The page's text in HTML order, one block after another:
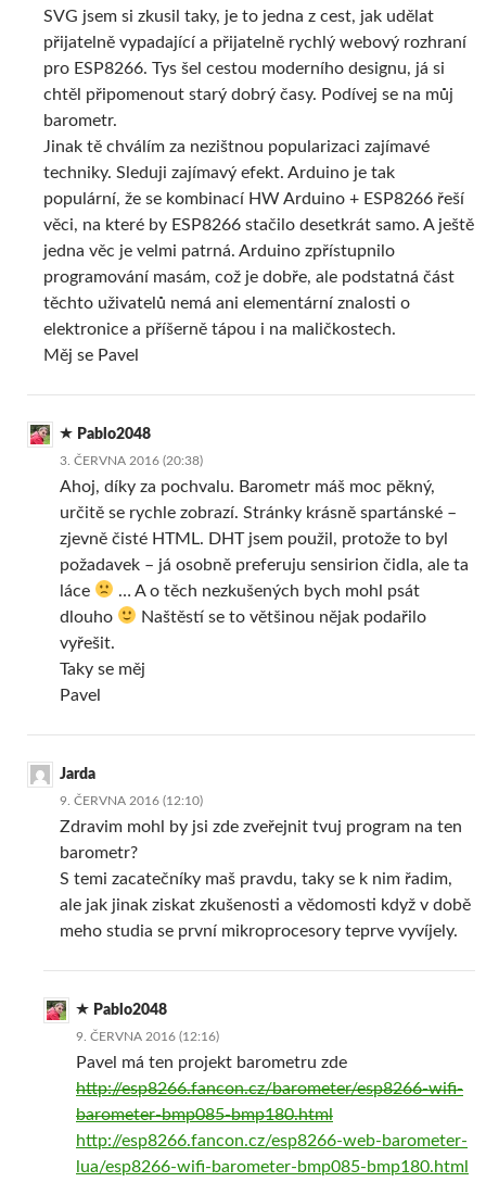
SVG jsem si zkusil taky, je to jedna z cest, jak udělat
přijatelně vypadající a přijatelně rychlý webový rozhraní
pro ESP8266. Tys šel cestou moderního designu, já si
chtěl připomenout starý dobrý časy. Podívej se na můj
barometr.
Jinak tě chválím za nezištnou popularizaci zajímavé
techniky. Sleduji zajímavý efekt. Arduino je tak
populární, že se kombinací HW Arduino + ESP8266 řeší
věci, na které by ESP8266 stačilo desetkrát samo. A ještě
jedna věc je velmi patrná. Arduino zpřístupnilo
programování masám, což je dobře, ale podstatná část
těchto uživatelů nemá ani elementární znalosti o
elektronice a příšerně tápou i na maličkostech.
Měj se Pavel
Pablo2048
3. ČERVNA 2016 (20:38)
Ahoj, díky za pochvalu. Barometr máš moc pěkný,
určitě se rychle zobrazí. Stránky krásně spartánské –
zjevně čisté HTML. DHT jsem použil, protože to byl
požadavek – já osobně preferuju sensirion čidla, ale ta
láce
… A o těch nezkušených bych mohl psát
dlouho
Naštěstí se to většinou nějak podařilo
vyřešit.
Taky se měj
Pavel
Jarda
9. ČERVNA 2016 (12:10)
Zdravim mohl by jsi zde zveřejnit tvuj program na ten
barometr?
S temi zacatečníky maš pravdu, taky se k nim řadim,
ale jak jinak ziskat zkušenosti a vědomosti když v době
meho studia se první mikroprocesory teprve vyvíjely.
Pablo2048
9. ČERVNA 2016 (12:16)
Pavel má ten projekt barometru zde
http://esp8266.fancon.cz/barometer/esp8266-wifi-
barometer-bmp085-bmp180.html
http://esp8266.fancon.cz/esp8266-web-barometer-
lua/esp8266-wifi-barometer-bmp085-bmp180.html